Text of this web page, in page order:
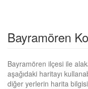
Bayramören
Bayramören ilçesi ile
aşağıdaki haritayı
diğer yerlerin harita